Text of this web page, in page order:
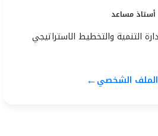
أستاذ مساعد
التنمية والتخطيط الاستراتيجي
الشخصي←